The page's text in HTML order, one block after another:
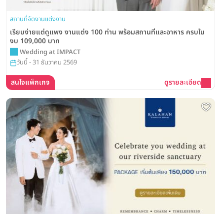
สถานที่จัดงานแต่งงาน
เรียบง่ายแต่ดูแพง งานแต่ง 100 ท่าน พร้อมสถานที่และอาหาร ครบใน
งบ 109,000 บาท
Wedding at IMPACT
วันนี้ - 31 ธันวาคม 2569
สนใจแพ็กเกจ ดูรายละเอียด